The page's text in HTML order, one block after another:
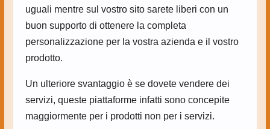
uguali mentre sul vostro sito sarete liberi con un
buon supporto di ottenere la completa
personalizzazione per la vostra azienda e il vostro
prodotto.
Un ulteriore svantaggio è se dovete vendere dei
servizi, queste piattaforme infatti sono concepite
maggiormente per i prodotti non per i servizi.